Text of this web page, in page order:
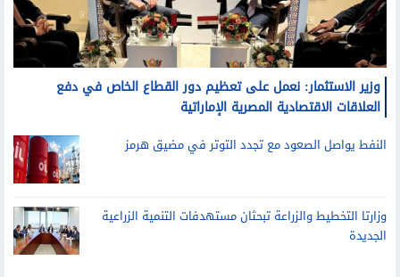
وزير الاستثمار: نعمل على تعظيم دور القطاع الخاص في دفع
العلاقات الاقتصادية المصرية الإماراتية
النفط يواصل الصعود مع تجدد التوتر في مضيق هرمز
وزارتا التخطيط والزراعة تبحثان مستهدفات التنمية الزراعية
الجديدة